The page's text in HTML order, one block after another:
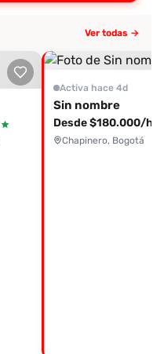
Ver todas →
Activa hace 4d
Sin nombre
Desde $180.000/hora
Chapinero, Bogotá